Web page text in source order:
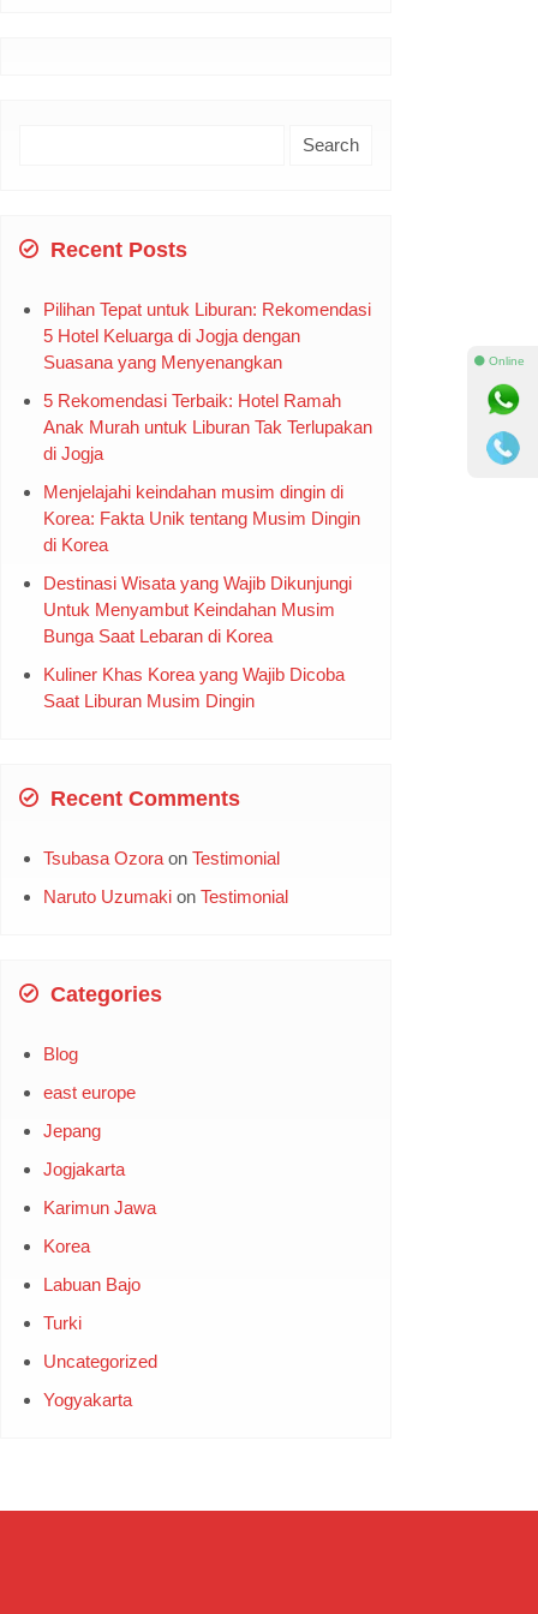
Recent Posts
Pilihan Tepat untuk Liburan: Rekomendasi
5 Hotel Keluarga di Jogja dengan
Suasana yang Menyenangkan
5 Rekomendasi Terbaik: Hotel Ramah
Anak Murah untuk Liburan Tak Terlupakan
di Jogja
Menjelajahi keindahan musim dingin di
Korea: Fakta Unik tentang Musim Dingin
di Korea
Destinasi Wisata yang Wajib Dikunjungi
Untuk Menyambut Keindahan Musim
Bunga Saat Lebaran di Korea
Kuliner Khas Korea yang Wajib Dicoba
Saat Liburan Musim Dingin
Recent Comments
Tsubasa Ozoraon Testimonial
Naruto Uzumakion Testimonial
Categories
Blog
east europe
Jepang
Jogjakarta
Karimun Jawa
Korea
Labuan Bajo
Turki
Uncategorized
Yogyakarta
⚫ Online